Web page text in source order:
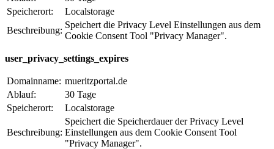
Speicherort:
Localstorage
Beschreibung:
Speichert die Privacy Level Einstellungen aus dem
Cookie Consent Tool "Privacy Manager".
user_privacy_settings_expires
Domainname: mueritzportal.de
Ablauf:
30 Tage
Speicherort:
Localstorage
Beschreibung:
Speichert die Speicherdauer der Privacy Level
Einstellungen aus dem Cookie Consent Tool
"Privacy Manager".